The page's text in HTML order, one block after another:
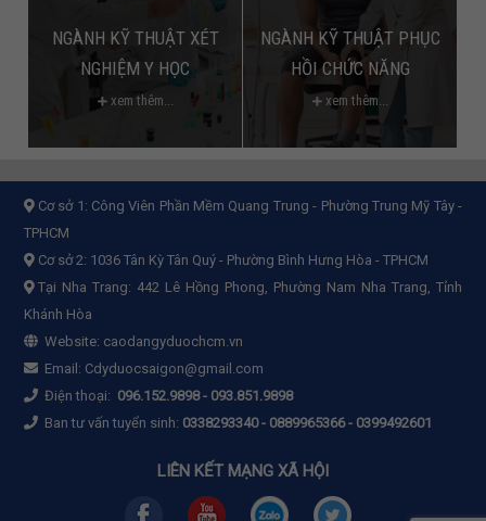
NGÀNH KỸ THUẬT XÉT
NGHIỆM Y HỌC
xem thêm...
NGÀNH KỸ THUẬT PHỤC
HỒI CHỨC NĂNG
xem thêm...
Cơ sở 1: Công Viên Phần Mềm Quang Trung - Phường Trung Mỹ Tây -
TPHCM
Cơ sở 2: 1036 Tân Kỳ Tân Quý - Phường Bình Hưng Hòa - TPHCM
Tại Nha Trang: 442 Lê Hồng Phong, Phường Nam Nha Trang, Tỉnh
Khánh Hòa
Website: caodangyduochcm.vn
Email: Cdyduocsaigon@gmail.com
Điện thoại: 096.152.9898- 093.851.9898
Ban tư vấn tuyển sinh: 0338293340 - 0889965366 - 0399492601
LIÊN KẾT MẠNG XÃ HỘI